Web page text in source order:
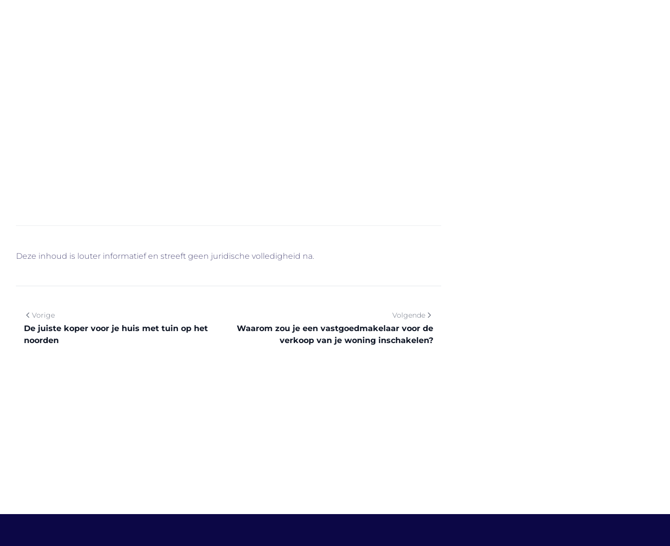
Deze inhoud is louter informatief en streeft geen juridische volledigheid na.
Vorige
De juiste koper voor je huis met tuin op het
noorden
Volgende
Waarom zou je een vastgoedmakelaar voor de
verkoop van je woning inschakelen?